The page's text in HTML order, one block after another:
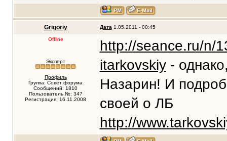
Grigoriy Дата 1.05.2011 - 00:45
Offline
Эксперт
Профиль
Группа: Совет форума
Сообщений: 1810
Пользователь №: 347
Регистрация: 16.11.2008
http://seance.ru/n/
itarkovskiy-
Назарин! И
своей о ЛБ
http://